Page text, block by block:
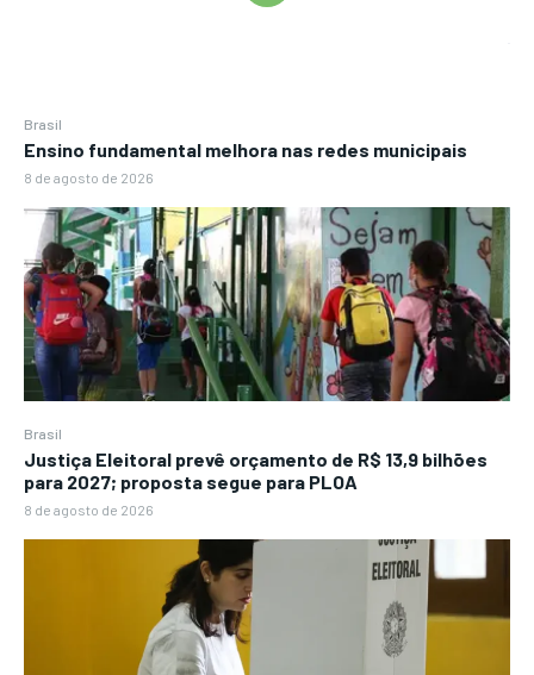
Brasil
Ensino fundamental melhora nas redes municipais
8 de agosto de 2026
Brasil
Justiça Eleitoral prevê orçamento de R$ 13,9 bilhões
para 2027; proposta segue para PLOA
8 de agosto de 2026